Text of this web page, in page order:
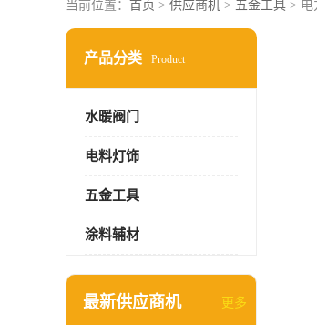
当前位置： 首页 > 供应商机 > 五金工具 > 电
产品分类 Product
水暖阀门
电料灯饰
五金工具
涂料辅材
最新供应商机 更多